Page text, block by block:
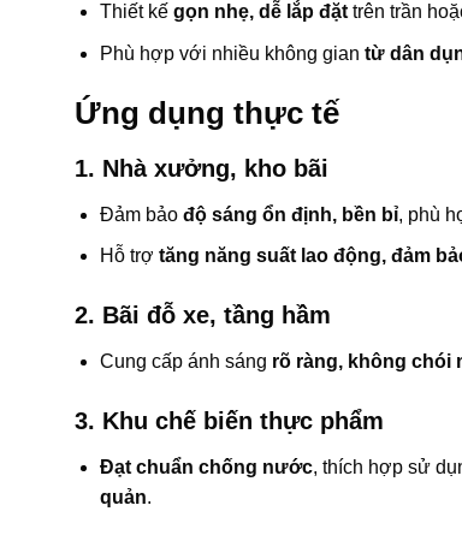
Thiết kế gọn nhẹ, dễ lắp đặttrên trần
Phù hợp với nhiều không gian từ dân
Ứng dụng thực tế
1. Nhà xưởng, kho bãi
Đảm bảo độ sáng ổn định, bền bỉ, phù
Hỗ trợ tăng năng suất lao động, đảm
2. Bãi đỗ xe, tầng hầm
Cung cấp ánh sáng rõ ràng, không chói
3. Khu chế biến thực phẩm
Đạt chuẩn chống nước, thích hợp sử
quản.